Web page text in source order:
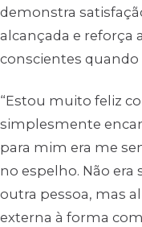
demonstra
alcançada e reforça
conscientes
“Estou muito feliz
simplesmente
para mim era me
no espelho. Não
outra pessoa, mas
externa à forma